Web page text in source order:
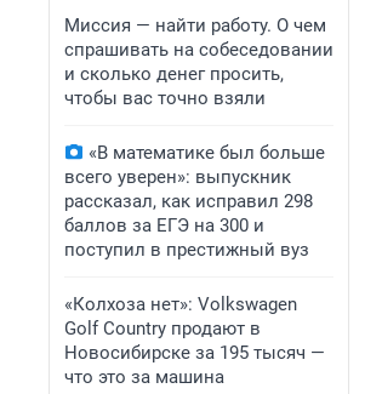
Миссия — найти работу. О чем
спрашивать на собеседовании
и сколько денег просить,
чтобы вас точно взяли
«В математике был больше
всего уверен»: выпускник
рассказал, как исправил 298
баллов за ЕГЭ на 300 и
поступил в престижный вуз
«Колхоза нет»: Volkswagen
Golf Сountry продают в
Новосибирске за 195 тысяч —
что это за машина